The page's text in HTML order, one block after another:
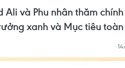
Ali và Phu nhân thăm
xanh và Mục tiêu